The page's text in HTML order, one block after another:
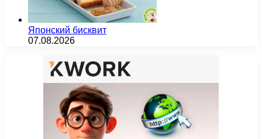
Японский бисквит
07.08.2026